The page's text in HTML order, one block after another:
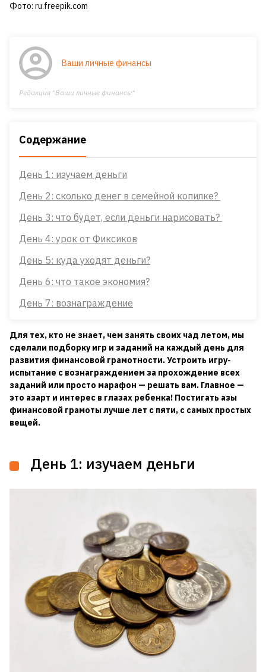
Фото: ru.freepik.com
Ваши личные финансы
Редакция "Ваши личные финансы"
Содержание
День 1: изучаем деньги
День 2: сколько денег в семейной копилке?
День 3: что будет, если деньги нарисовать?
День 4: урок от Фиксиков
День 5: куда уходят деньги?
День 6: что такое экономия?
День 7: вознаграждение
Для тех, кто не знает, чем занять своих чад летом, мы
сделали подборку игр и заданий на каждый день для
развития финансовой грамотности. Устроить игру-
испытание с вознаграждением за прохождение всех
заданий или просто марафон — решать вам. Главное —
это азарт и интерес в глазах ребенка! Постигать азы
финансовой грамоты лучше лет с пяти, с самых простых
вещей.
День 1: изучаем деньги